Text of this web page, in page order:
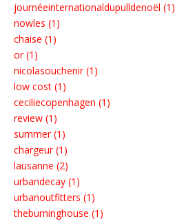
journéeinternationaldupulldenoël (1)
nowles (1)
chaise (1)
or (1)
nicolasouchenir (1)
low cost (1)
ceciliecopenhagen (1)
review (1)
summer (1)
chargeur (1)
lausanne (2)
urbandecay (1)
urbanoutfitters (1)
theburninghouse (1)